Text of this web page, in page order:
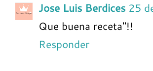
Jose Luis Berdices 25
Que buena receta"!!
Responder